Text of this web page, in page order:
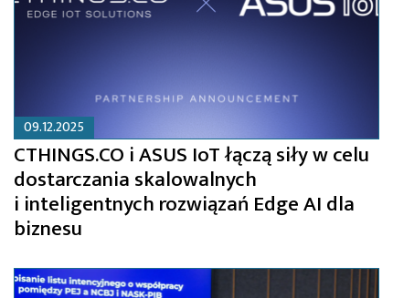
09.12.2025
CTHINGS.CO i ASUS IoT łączą siły w celu
dostarczania skalowalnych
i inteligentnych rozwiązań Edge AI dla
biznesu